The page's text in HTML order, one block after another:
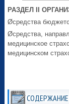
РАЗДЕЛ II
Øсредства
Øсредства,
медицинское
медицинском
СОДЕРЖАНИЕ